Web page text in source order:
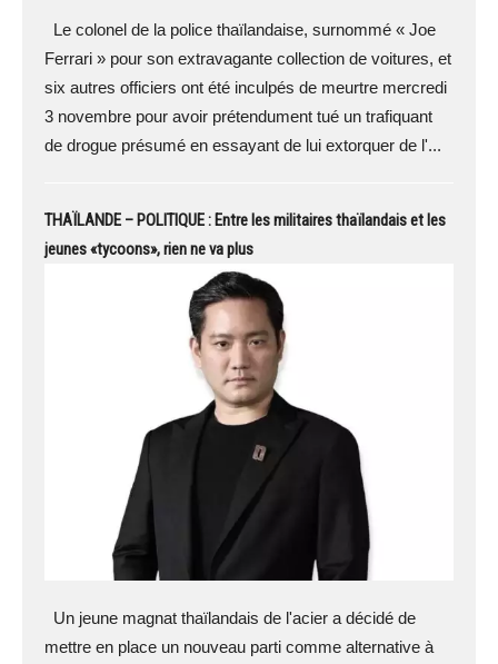
Le colonel de la police thaïlandaise, surnommé « Joe
Ferrari » pour son extravagante collection de voitures, et
six autres officiers ont été inculpés de meurtre mercredi
3 novembre pour avoir prétendument tué un trafiquant
de drogue présumé en essayant de lui extorquer de l'...
THAÏLANDE – POLITIQUE : Entre les militaires thaïlandais et les
jeunes «tycoons», rien ne va plus
Un jeune magnat thaïlandais de l'acier a décidé de
mettre en place un nouveau parti comme alternative à